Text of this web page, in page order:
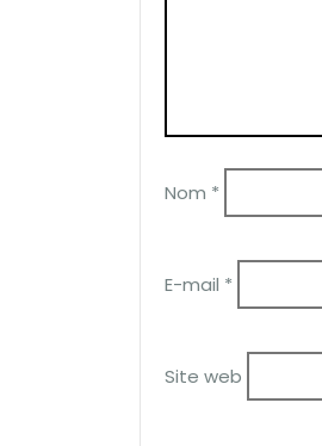
Nom *
E-mail *
Site web